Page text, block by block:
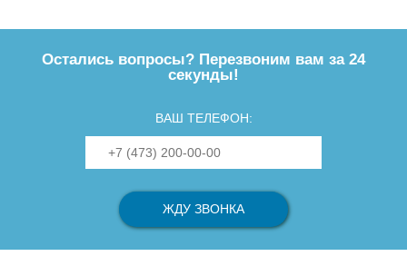
Остались вопросы? Перезвоним вам за 24
секунды!
ВАШ ТЕЛЕФОН: